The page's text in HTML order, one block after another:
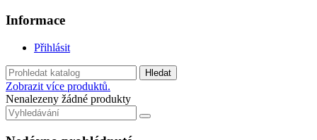
Informace
Přihlásit
Hledat
Zobrazit více produktů.
Nenalezeny žádné produkty